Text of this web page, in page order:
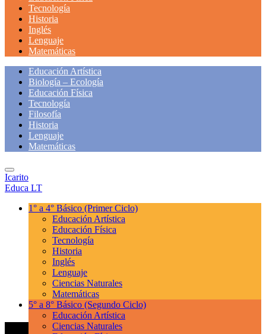
Tecnología
Historia
Inglés
Lenguaje
Matemáticas
Educación Artística
Biología – Ecología
Educación Física
Tecnología
Filosofía
Historia
Lenguaje
Matemáticas
Icarito
Educa LT
1° a 4° Básico (Primer Ciclo)
Educación Artística
Educación Física
Tecnología
Historia
Inglés
Lenguaje
Ciencias Naturales
Matemáticas
5° a 8° Básico (Segundo Ciclo)
Educación Artística
Ciencias Naturales